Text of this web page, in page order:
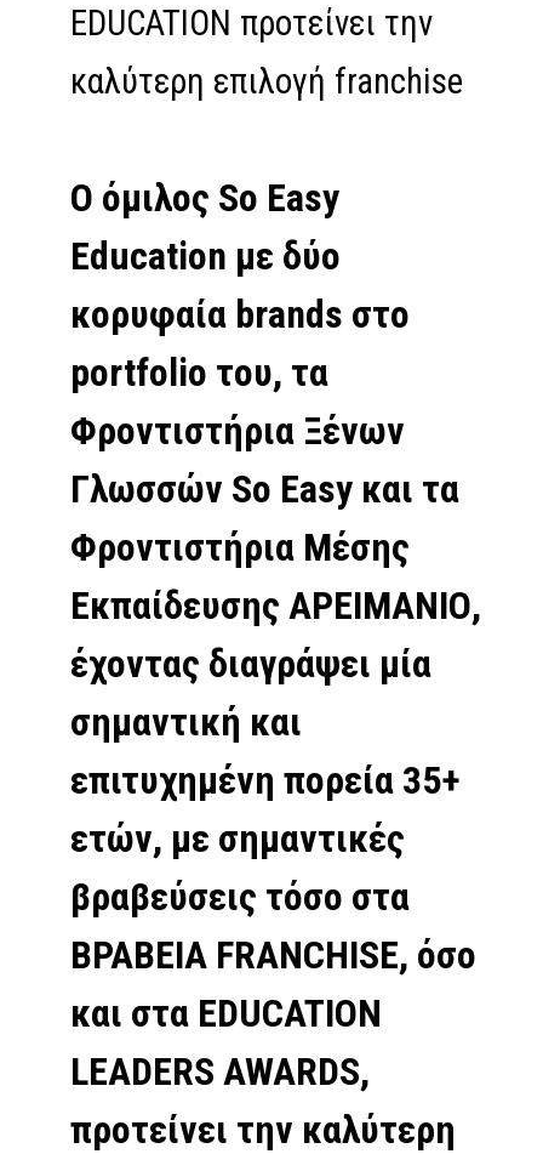
EDUCATION προτείνει την
καλύτερη επιλογή franchise
Ο όμιλος So Easy
Education με δύο
κορυφαία brands στο
portfolio του, τα
Φροντιστήρια Ξένων
Γλωσσών So Easy και τα
Φροντιστήρια Μέσης
Εκπαίδευσης ΑΡΕΙΜΑΝΙΟ,
έχοντας διαγράψει μία
σημαντική και
επιτυχημένη πορεία 35+
ετών, με σημαντικές
βραβεύσεις τόσο στα
ΒΡΑΒΕΙΑ FRANCHISE, όσο
και στα EDUCATION
LEADERS AWARDS,
προτείνει την καλύτερη